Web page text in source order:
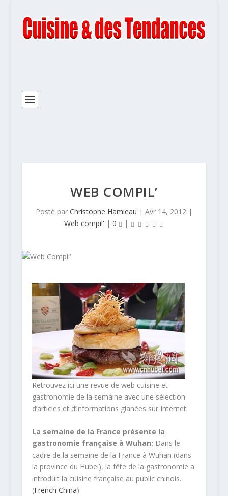
WEB COMPIL’
Posté par Christophe Hamieau | Avr 14, 2012|
Web compil' | 0 |
Retrouvez ici une revue de web cuisine et
gastronomie de la semaine avec une sélection
d’articles et d’informations glanées sur Internet.
La semaine de la France présente la
gastronomie française à Wuhan: Dans le
cadre de la semaine de la France à Wuhan (dans
la province du Hubei), la fête de la gastronomie a
introduit la cuisine française au public chinois.
(French China)